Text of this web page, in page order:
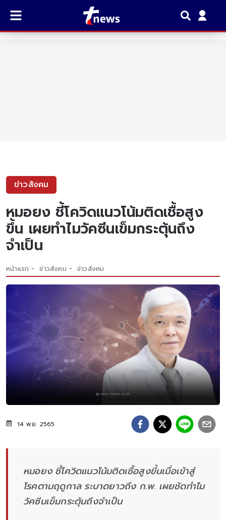
ข่าวสังคม
หมอยง ชี้โควิดแนวโน้มติดเชื้อสูง
ขึ้น เผยทำไมวัคซีนเข็มกระตุ้นถึง
จำเป็น
หน้าแรก ข่าวสังคม ข่าวสังคม
14 พ.ย. 2565
หมอยง ชี้โควิดแนวโน้มติดเชื้อสูงขึ้นเมื่อเข้าสู่
โรคตามฤดูกาล ระบาดยาวถึง ก.พ. เผยชัดทำไม
วัคซีนเข็มกระตุ้นถึงจำเป็น